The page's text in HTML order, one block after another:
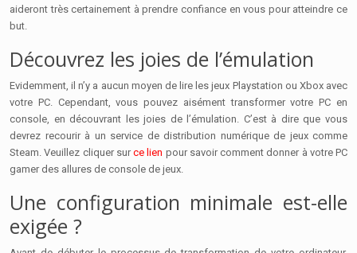
aideront très certainement à prendre confiance en vous pour atteindre ce
but.
Découvrez les joies de l’émulation
Evidemment, il n’y a aucun moyen de lire les jeux Playstation ou Xbox avec
votre PC. Cependant, vous pouvez aisément transformer votre PC en
console, en découvrant les joies de l’émulation. C’est à dire que vous
devrez recourir à un service de distribution numérique de jeux comme
Steam. Veuillez cliquer surce lien pour savoir comment donner à votre PC
gamer des allures de console de jeux.
Une configuration minimale est-elle
exigée ?